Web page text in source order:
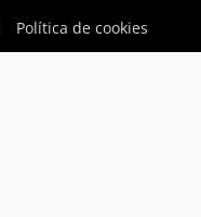
Política de cookies